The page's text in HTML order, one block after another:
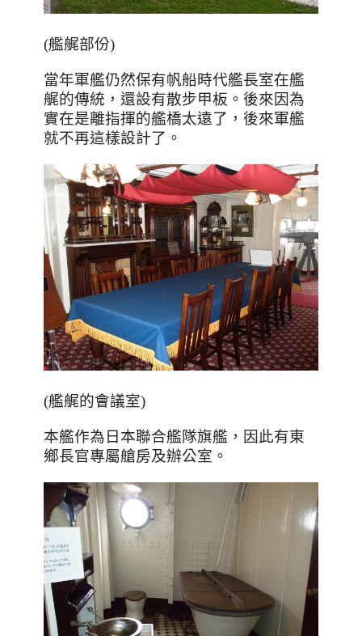
(艦艉部份)
當年軍艦仍然保有帆船時代艦長室在艦
艉的傳統，還設有散步甲板。後來因為
實在是離指揮的艦橋太遠了，後來軍艦
就不再這樣設計了。
(艦艉的會議室)
本艦作為日本聯合艦隊旗艦，因此有東
鄉長官專屬艙房及辦公室。